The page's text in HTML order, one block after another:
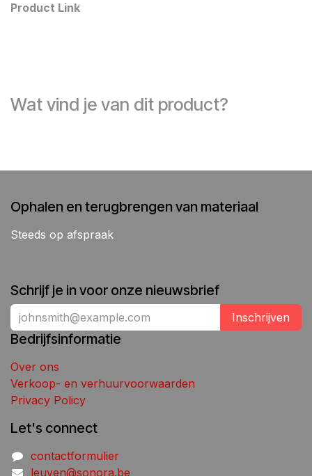
Product Link
Wat vind je van dit product?
Ophalen en terugbrengen van materiaal
Steeds op afspraak
Schrijf je in voor onze nieuwsbrief
Inschrijven
Bedrijfsinformatie
Over ons
Verkoop- en verhuurvoorwaarden
Privacy Policy
Let's connect
contactformulier
leuven@sonora.be